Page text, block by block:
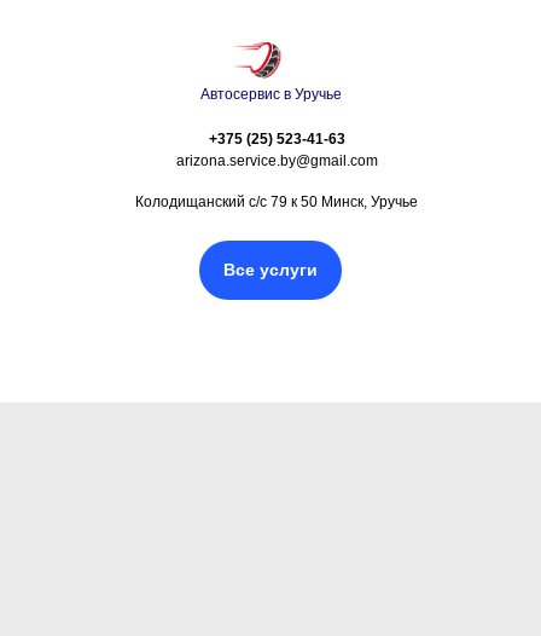
Автосервис в Уручье
+375 (25) 523-41-63
arizona.service.by@gmail.com
Колодищанский с/с 79 к 50 Минск, Уручье
Все услуги